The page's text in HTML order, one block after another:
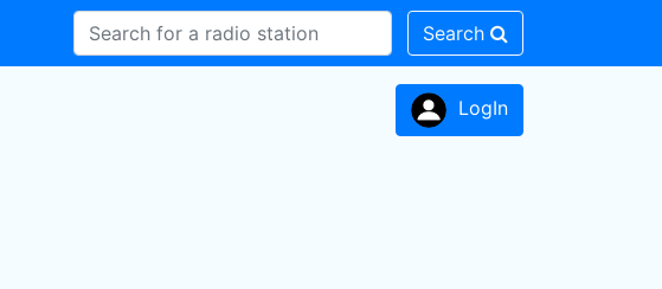
Search
LogIn